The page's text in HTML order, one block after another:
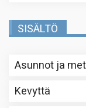
SISÄLTÖ
Asunnot ja
Kevyttä